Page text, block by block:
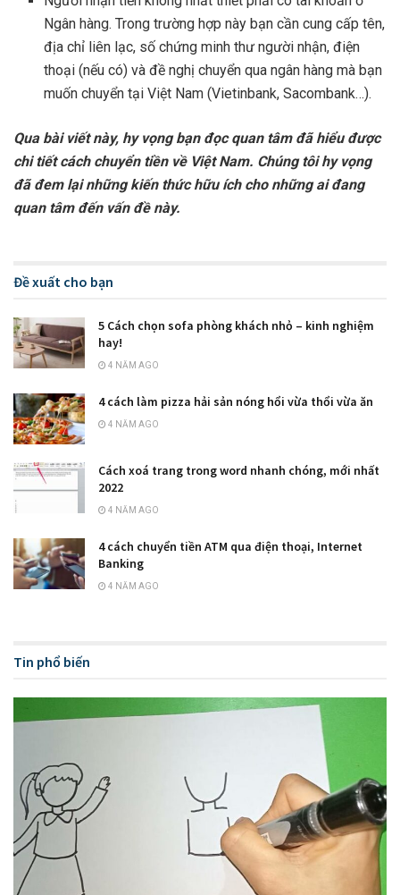
Ngân hàng. Trong trường hợp này bạn cần cung cấp tên,
địa chỉ liên lạc, số chứng minh thư người nhận, điện
thoại (nếu có) và đề nghị chuyển qua ngân hàng mà bạn
muốn chuyển tại Việt Nam (Vietinbank, Sacombank…).
Qua bài viết này, hy vọng bạn đọc quan tâm đã hiểu được
chi tiết cách chuyển tiền về Việt Nam. Chúng tôi hy vọng
đã đem lại những kiến thức hữu ích cho những ai đang
quan tâm đến vấn đề này.
Đề xuất cho bạn
5 Cách chọn sofa phòng khách nhỏ – kinh nghiệm
hay!
4 NĂM AGO
4 cách làm pizza hải sản nóng hổi vừa thổi vừa ăn
4 NĂM AGO
Cách xoá trang trong word nhanh chóng, mới nhất
2022
4 NĂM AGO
4 cách chuyển tiền ATM qua điện thoại, Internet
Banking
4 NĂM AGO
Tin phổ biến